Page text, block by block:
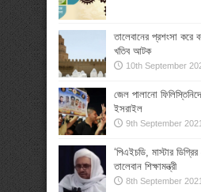
তালেবানের প্রশংসা করে
খতিব আটক
10th September
জেল পালানো
ইসরাইল
9th September 2021
‘পিএইচডি, মাস্টার
তালেবান শিক্ষামন্ত্রী
8th September 2021